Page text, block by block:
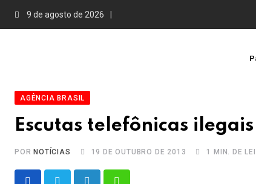
9 de agosto de 2026
AGÊNCIA BRASIL
Escutas telefônicas
PORNOTÍCIAS 19 DE OUTUBRO DE 2013 1 MIN. DE